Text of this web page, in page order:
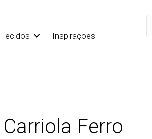
Tecidos
Inspirações
Carriola Ferro